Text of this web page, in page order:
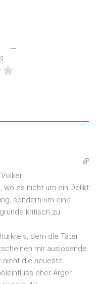
wo es nicht um ein Delikt
sondern um eine
kritisch zu
dem die Täter
mir auslösende
nicht die neueste
eher Ärger